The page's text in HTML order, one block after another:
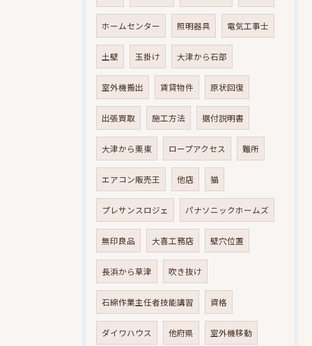
ホームセンター 照明器具 電気工事士
土壁 玉掛け 大津から石部
室外機搬出 賃貸物件 原状回復
出張買取 施工方法 据付説明書
大津から栗東 ロープアクセス 難所
エアコン販売王 他店 猫
プレサンスロジェ パナソニックホームズ
無印良品 大喜工務店 壁穴位置
長浜から草津 吹き抜け
石綿作業主任者技能講習 資格
ダイワハウス 他府県 室外機移動